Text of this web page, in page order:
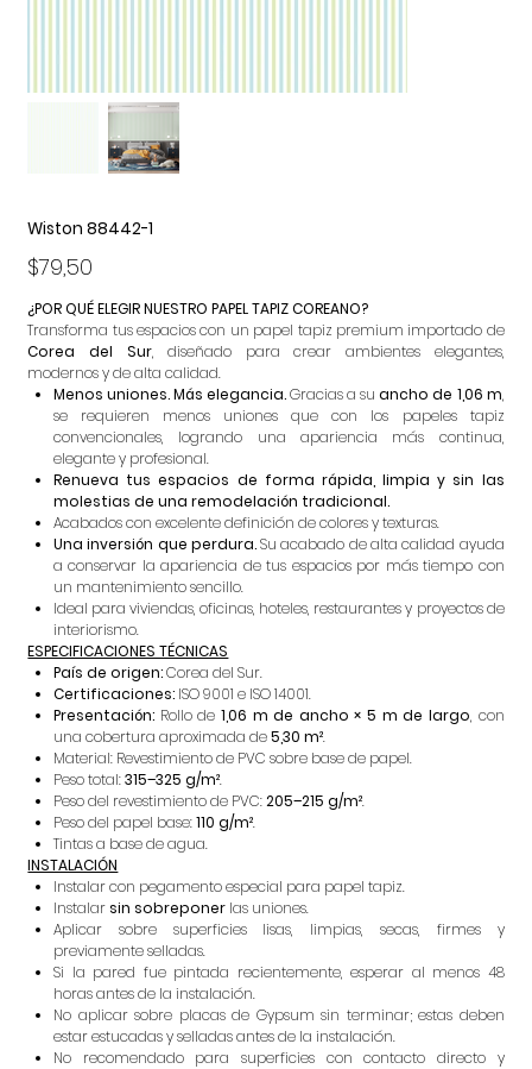
Wiston 88442-1
Precio
$79,50
¿POR QUÉ ELEGIR NUESTRO PAPEL TAPIZ COREANO?
Transforma tus espacios con un papel tapiz premium importado de
Corea del Sur, diseñado para crear ambientes elegantes,
modernos y de alta calidad.
Menos uniones. Más elegancia.Gracias a suancho de 1,06 m,
se requieren menos uniones que con los papeles tapiz
convencionales, logrando una apariencia más continua,
elegante y profesional.
Renueva tus espacios de forma rápida, limpia y sin las
molestias de una remodelación tradicional.
Acabados con excelente definición de colores y texturas.
Una inversión que perdura.Su acabado de alta calidad ayuda
a conservar la apariencia de tus espacios por más tiempo con
un mantenimiento sencillo.
Ideal para viviendas, oficinas, hoteles, restaurantes y proyectos de
interiorismo.
ESPECIFICACIONES TÉCNICAS
País de origen:Corea del Sur.
Certificaciones: ISO 9001 e ISO 14001.
Presentación: Rollo de 1,06 m de ancho × 5 m de largo, con
una cobertura aproximada de5,30 m².
Material: Revestimiento de PVC sobre base de papel.
Peso total:315–325 g/m².
Peso del revestimiento de PVC:205–215 g/m².
Peso del papel base:110 g/m².
Tintas a base de agua.
INSTALACIÓN
Instalar con pegamento especial para papel tapiz.
Instalar sin sobreponer las uniones.
Aplicar sobre superficies lisas, limpias, secas, firmes y
previamente selladas.
Si la pared fue pintada recientemente, esperar al menos 48
horas antes de la instalación.
No aplicar sobre placas de Gypsum sin terminar; estas deben
estar estucadas y selladas antes de la instalación.
No recomendado para superficies con contacto directo y